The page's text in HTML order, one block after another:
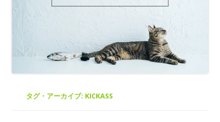
動
タグ・アーカイブ: KICKASS